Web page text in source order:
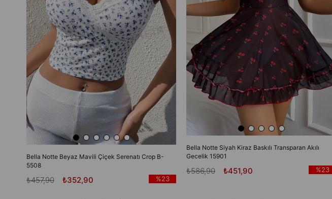
Bella Notte Beyaz Mavili Çiçek Serenatı Crop B-
5508
₺352,90
₺457,90 %23
Bella Notte Siyah Kiraz Baskılı Transparan Akılı
Gecelik 15901
₺451,90
₺586,90 %23